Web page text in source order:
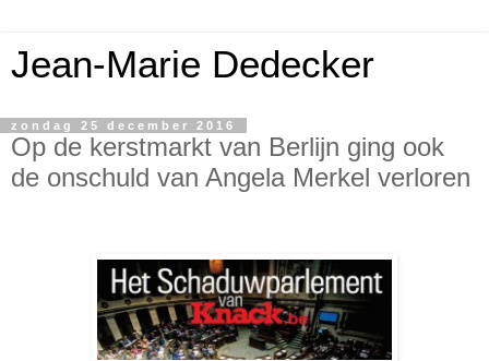
Jean-Marie Dedecker
zondag 25 december 2016
Op de kerstmarkt van Berlijn ging ook
de onschuld van Angela Merkel verloren